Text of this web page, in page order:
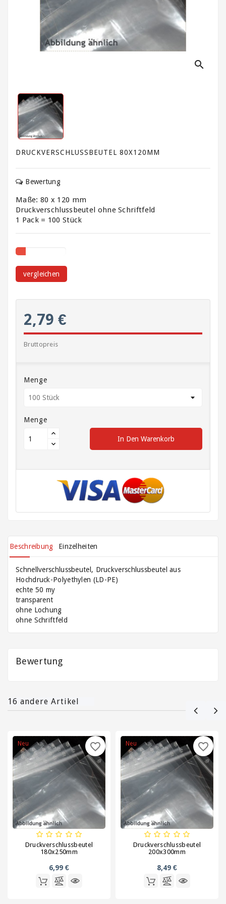
Kartonagen,
Schachteln
Versandhülsen
Ladungssicherung
und
Umreifung
Lagerbedarf
Luftpolsterfolie
Tragetaschen
für
Flaschen
Verpackungsgeräte
Verschlussmittel,
Gummis,
Lieferscheintaschen
Wellpappe
Rollen
und
Zuschnitte
search
DRUCKVERSCHLUSSBEUTEL 80X120MM
Bewertung
Maße: 80 x 120 mm
Druckverschlussbeutel ohne Schriftfeld
1 Pack = 100 Stück
vergleichen
2,79 €
Bruttopreis
Menge
Menge
In Den Warenkorb
Beschreibung Einzelheiten
Schnellverschlussbeutel, Druckverschlussbeutel aus
Hochdruck-Polyethylen (LD-PE)
echte 50 my
transparent
ohne Lochung
ohne Schriftfeld
Bewertung
16 andere Artikel
Neu
Druckverschlussbeutel
180x250mm
6,99 €
favorite_border Neu
Druckverschlussbeutel
200x300mm
8,49 €
favorite_border